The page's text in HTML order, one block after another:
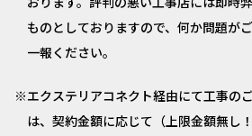
ものとしておりますので、何か問題が
一報ください。
エクステリアコネクト経由にて工事の
は、契約金額に応じて（上限金額無し